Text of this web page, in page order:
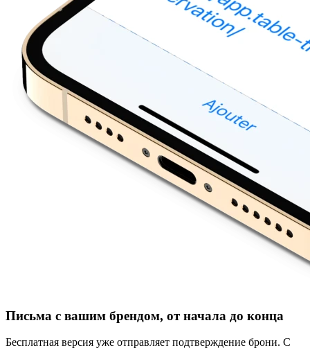
Письма с вашим брендом, от начала до конца
Бесплатная версия уже отправляет подтверждение брони. С